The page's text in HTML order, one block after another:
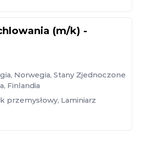
(m/k) -
, Norwegia, Stany Zjednoczone
, Finlandia
przemysłowy, Laminiarz